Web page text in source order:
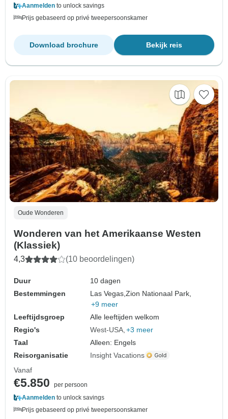
Aanmelden to unlock savings
Prijs gebaseerd op privé tweepersoonskamer
Bekijk reis
Download brochure
Oude Wonderen
Wonderen van het Amerikaanse Westen
(Klassiek)
4,3 (10 beoordelingen)
Duur
10 dagen
Bestemmingen
Las Vegas,Zion Nationaal Park,
+9 meer
Leeftijdsgroep
Alle leeftijden welkom
Regio's
West-USA +3 meer
Taal
Alleen: Engels
Reisorganisatie
Insight Vacations
Vanaf
€5.850
per persoon
Aanmelden to unlock savings
Prijs gebaseerd op privé tweepersoonskamer